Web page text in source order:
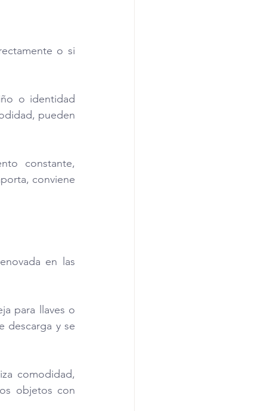
o si
o identidad
pueden
constante,
conviene
en las
para llaves o
descarga y se
comodidad,
objetos con